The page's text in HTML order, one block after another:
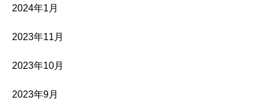
2024年1月
2023年11月
2023年10月
2023年9月